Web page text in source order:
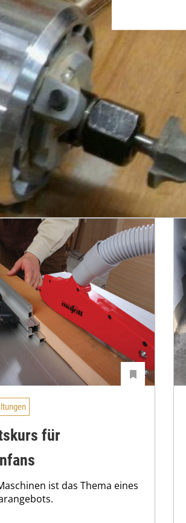
für
ist das Thema eines